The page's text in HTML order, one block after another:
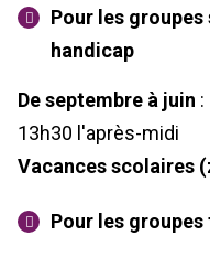
Pour les
handicap
De septembre à juin
13h30 l'après-midi
Vacances scolaires
Pour les